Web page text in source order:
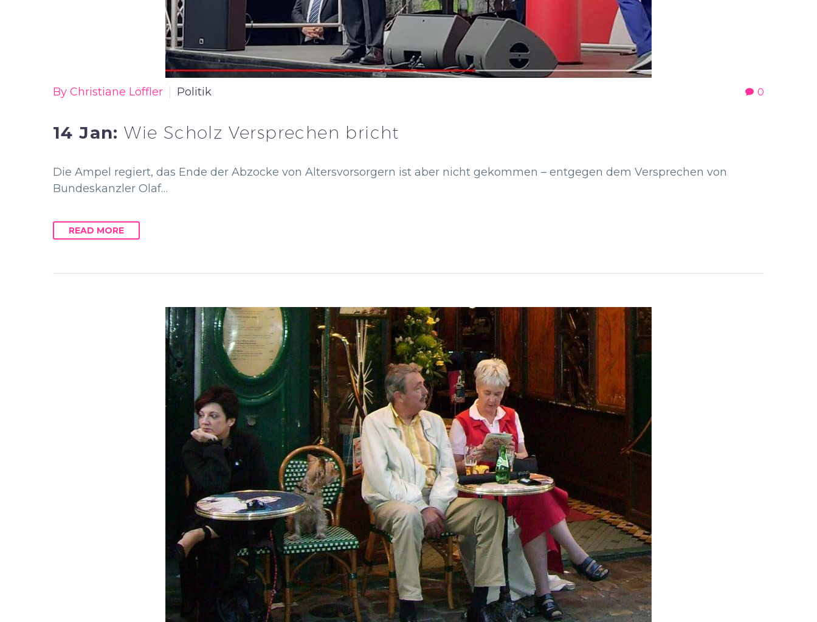
0
By Christiane Löffler Politik
14 Jan:Wie Scholz Versprechen bricht
Die Ampel regiert, das Ende der Abzocke von Altersvorsorgern ist aber nicht gekommen – entgegen dem Versprechen von
Bundeskanzler Olaf…
READ MORE